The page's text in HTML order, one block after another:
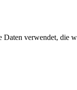
verwendet, die